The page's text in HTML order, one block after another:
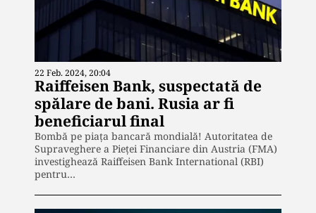
22 Feb. 2024, 20:04
Raiffeisen Bank, suspectată de
spălare de bani. Rusia ar fi
beneficiarul final
Bombă pe piața bancară mondială! Autoritatea de
Supraveghere a Pieţei Financiare din Austria (FMA)
investighează Raiffeisen Bank International (RBI)
pentru…